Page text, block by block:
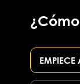
EMPIECE